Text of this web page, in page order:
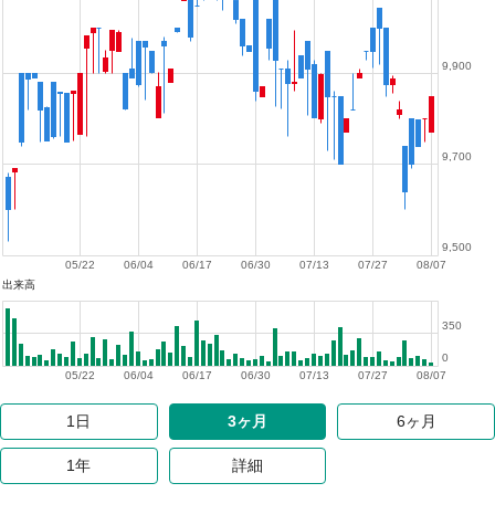
08/07
07/27
07/13
06/30
06/17
06/04
05/22
9,500
9,700
9,900
出来高
08/07
07/27
07/13
06/30
06/17
06/04
05/22
0
350
1日 3ヶ月 6ヶ月
1年 詳細